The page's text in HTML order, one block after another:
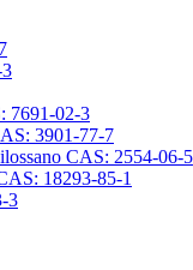
7691-02-3
3901-77-7
CAS: 2554-06-5
18293-85-1
3